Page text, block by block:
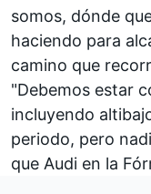
somos, dónde
haciendo para
camino que
"Debemos estar
incluyendo
periodo, pero
que Audi en la